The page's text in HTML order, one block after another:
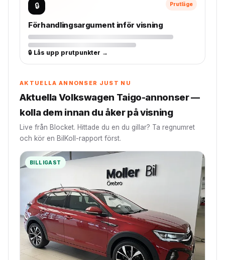
🔒 Prutläge
Förhandlingsargument inför visning
🔒 Lås upp prutpunkter →
AKTUELLA ANNONSER JUST NU
Aktuella Volkswagen Taigo-annonser —
kolla dem innan du åker på visning
Live från Blocket. Hittade du en du gillar? Ta regnumret
och kör en BilKoll-rapport först.
BILLIGAST